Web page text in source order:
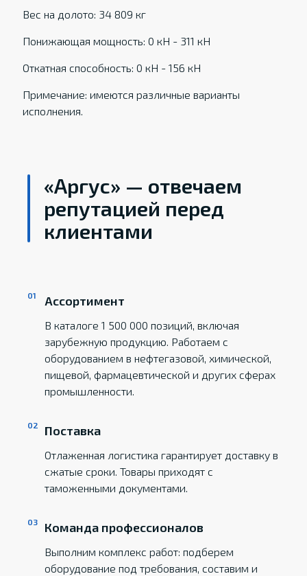
Вес на долото: 34 809 кг
Понижающая мощность: 0 кН - 311 кН
Откатная способность: 0 кН - 156 кН
Примечание: имеются различные варианты
исполнения.
«Аргус» — отвечаем
репутацией перед
клиентами
Ассортимент
В каталоге 1 500 000 позиций, включая
зарубежную продукцию. Работаем с
оборудованием в нефтегазовой, химической,
пищевой, фармацевтической и других сферах
промышленности.
Поставка
Отлаженная логистика гарантирует доставку в
сжатые сроки. Товары приходят с
таможенными документами.
Команда профессионалов
Выполним комплекс работ: подберем
оборудование под требования, составим и